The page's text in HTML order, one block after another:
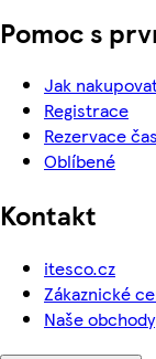
Pomoc s
Jak
Registrace
Rezervace
Oblíbené
Kontakt
itesco.cz
Zákaznické
Naše obchody